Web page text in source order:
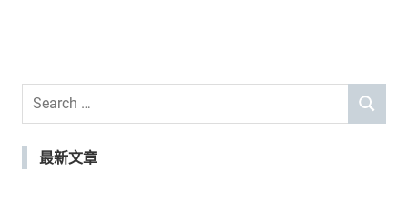
Search
SEARCH
最新文章